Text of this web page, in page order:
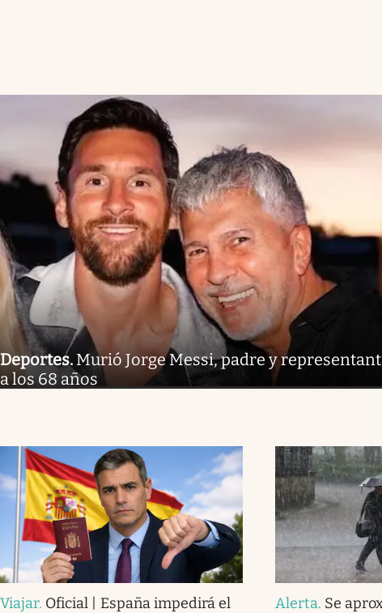
Deportes. Murió Jorge Messi, padre y
a los 68 años
Viajar. Oficial | España impedirá el
Alerta. Se